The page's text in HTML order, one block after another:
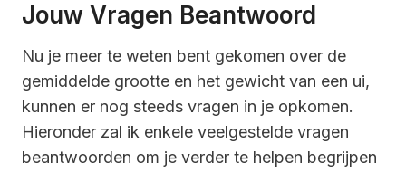
Jouw Vragen Beantwoord
Nu je meer te weten bent gekomen over de
gemiddelde grootte en het gewicht van een ui,
kunnen er nog steeds vragen in je opkomen.
Hieronder zal ik enkele veelgestelde vragen
beantwoorden om je verder te helpen begrijpen